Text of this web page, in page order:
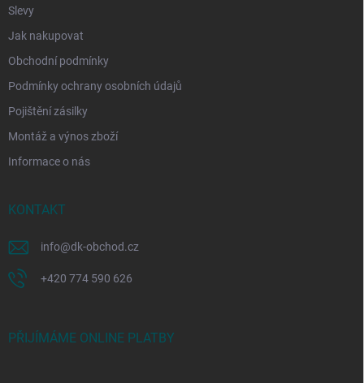
Slevy
Jak nakupovat
Obchodní podmínky
Podmínky ochrany osobních údajů
Pojištění zásilky
Montáž a výnos zboží
Informace o nás
KONTAKT
info@dk-obchod.cz
+420 774 590 626
PŘIJÍMÁME ONLINE PLATBY